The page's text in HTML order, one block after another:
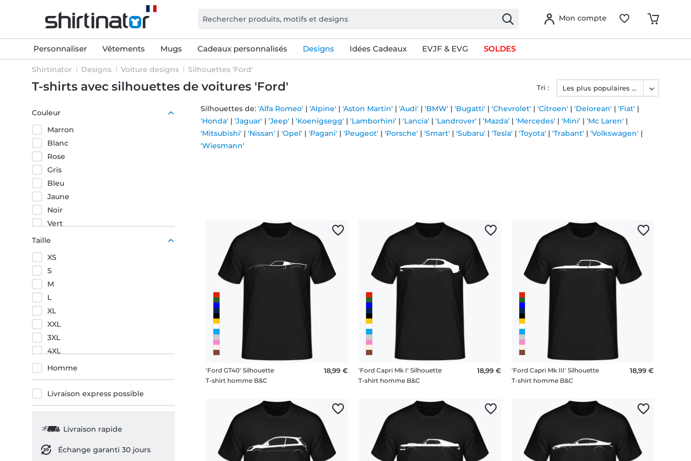
Mon compte
Personnaliser Vêtements Mugs Cadeaux personnalisés Designs Idées Cadeaux EVJF & EVG SOLDES
Shirtinator Designs Voiture designs Silhouettes 'Ford'
T-shirts avec silhouettes de voitures 'Ford'
Couleur
Marron
Blanc
Rose
Gris
Bleu
Jaune
Noir
Vert
Rouge
Taille
XS
S
M
L
XL
XXL
3XL
4XL
5XL
Homme
Livraison express possible
Livraison rapide
Échange garanti 30 jours
Silhouettes de: 'Alfa Romeo' | 'Alpine' | 'Aston Martin' | 'Audi' | 'BMW' | 'Bugatti' | 'Chevrolet' | 'Citroen' | 'Delorean' | 'Fiat' |
'Honda' | 'Jaguar' | 'Jeep' | 'Koenigsegg' | 'Lamborhini' | 'Lancia' | 'Landrover' | 'Mazda' | 'Mercedes' | 'Mini' | 'Mc Laren' |
'Mitsubishi' | 'Nissan' | 'Opel' | 'Pagani' | 'Peugeot' | 'Porsche' | 'Smart' | 'Subaru' | 'Tesla' | 'Toyota' | 'Trabant' | 'Volkswagen' |
'Wiesmann'
Tri :
'Ford GT40' Silhouette
T-shirt homme B&C
18,99 €
'Ford Capri Mk I' Silhouette
T-shirt homme B&C
18,99 €
'Ford Capri Mk III' Silhouette
T-shirt homme B&C
18,99 €